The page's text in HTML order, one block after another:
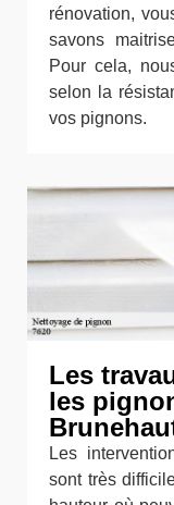
rénovation,
savons
Pour cela,
selon la
vos pignons.
Les
les
Les
sont très